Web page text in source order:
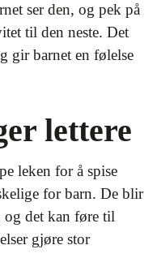
ser den, og pek på
til den neste. Det
gir barnet en følelse
lettere
leken for å spise
for barn. De blir
og det kan føre til
gjøre stor